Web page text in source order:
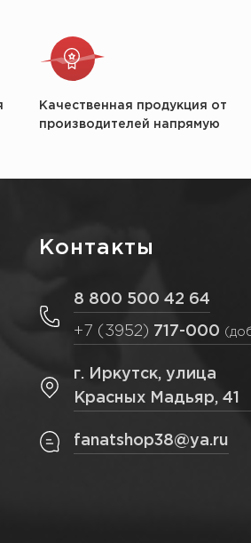
Качественная продукция от
производителей напрямую
Контакты
8 800 500 42 64
+7 (3952) 717-000
г. Иркутск, улица
Красных Мадьяр, 41
fanatshop38@ya.ru